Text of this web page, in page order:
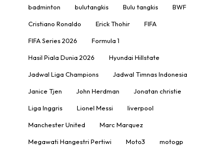
badminton bulutangkis Bulu tangkis BWF
Cristiano Ronaldo Erick Thohir FIFA
FIFA Series 2026 Formula 1
Hasil Piala Dunia 2026 Hyundai Hillstate
Jadwal Liga Champions Jadwal Timnas Indonesia
Janice Tjen John Herdman Jonatan christie
Liga Inggris Lionel Messi liverpool
Manchester United Marc Marquez
Megawati Hangestri Pertiwi Moto3 motogp